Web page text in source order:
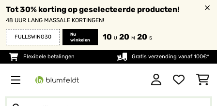
Tot 30% korting op geselecteerde producten!
48 UUR LANG MASSALE KORTINGEN!
FULLSWING30
Nu
winkelen
10 U 20 M 20 S
Flexibele betalingen Gratis verzending vanaf 100€*